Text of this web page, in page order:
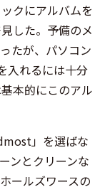
クにアルバムを
した。予備のメ
たが、パソコン
入れるには十分
本的にこのアル
」を選ばな
ンとクリーンな
ールズワースの